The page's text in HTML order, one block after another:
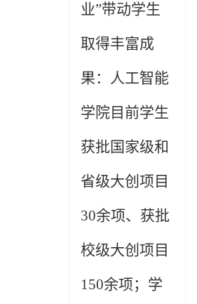
业”带动学生
取得丰富成
果： 人工智能
学院目前学生
获批国家级和
省级大创项目
30余项、获批
校级大创项目
150余项；学